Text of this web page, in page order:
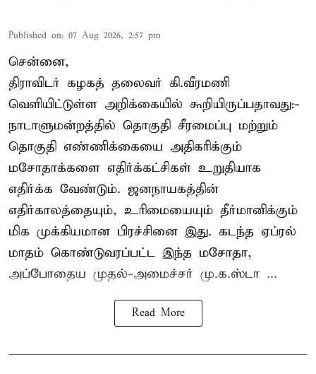
Published on: 07 Aug 2026, 2:57 pm
சென்னை,
திராவிடர் கழகத் தலைவர் கி.வீரமணி
வெளியிட்டுள்ள அறிக்கையில் கூறியிருப்பதாவது:-
நாடாளுமன்றத்தில் தொகுதி சீரமைப்பு மற்றும்
தொகுதி எண்ணிக்கையை அதிகரிக்கும்
மசோதாக்களை எதிர்க்கட்சிகள் உறுதியாக
எதிர்க்க வேண்டும். ஜனநாயகத்தின்
எதிர்காலத்தையும், உரிமையையும் தீர்மானிக்கும்
மிக முக்கியமான பிரச்சினை இது. கடந்த ஏப்ரல்
மாதம் கொண்டுவரப்பட்ட இந்த மசோதா,
அப்போதைய முதல்-அமைச்சர் மு.க.ஸ்டா ...
Read More